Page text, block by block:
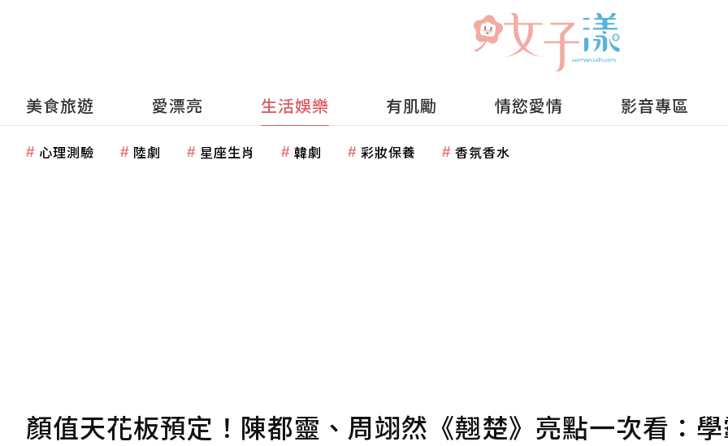
美食旅遊 愛漂亮 生活娛樂 有肌勵 情慾愛情 影音專區
心理測驗 陸劇 星座生肖 韓劇 彩妝保養 香氛香水
顏值天花板預定！陳都靈、周翊然《翹楚》亮點一次看：